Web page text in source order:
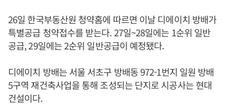
26일 한국부동산원 청약홈에 따르면 이날 디에이치 방배가
특별공급 청약접수를 받는다. 27일~28일에는 1순위 일반
공급, 29일에는 2순위 일반공급이 예정됐다.
디에이치 방배는 서울 서초구 방배동 972-1번지 일원 방배
5구역 재건축사업을 통해 조성되는 단지로 시공사는 현대
건설이다.